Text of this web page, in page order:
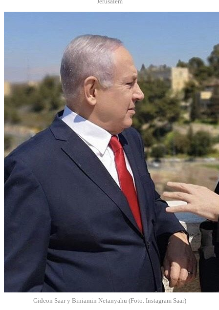
Gideon Saar y Biniamin Netanyahu (Foto. Instagram Saar)